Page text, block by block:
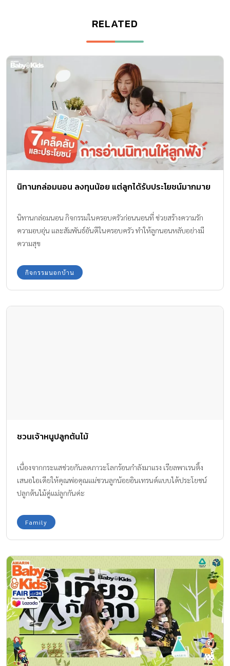
RELATED
นิทานกล่อมนอน ลงทุนน้อย แต่ลูกได้รับประโยชน์มากมาย
นิทานกล่อมนอน กิจกรรมในครอบครัวก่อนนอนที่ ช่วยสร้างความรัก
ความอบอุ่น และสัมพันธ์อันดีในครอบครัว ทำให้ลูกนอนหลับอย่างมี
ความสุข
กิจกรรมนอกบ้าน
ชวนเจ้าหนูปลูกต้นไม้
เนื่องจากกระแสช่วยกันลดภาวะโลกร้อนกำลังมาแรง เรียลพาเรนติ้ง
เสนอไอเดียให้คุณพ่อคุณแม่ชวนลูกน้อยอินเทรนด์แบบได้ประโยชน์
ปลูกต้นไม้คู่แม่ลูกกันค่ะ
Family